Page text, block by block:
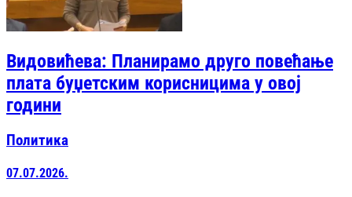
Видовићева: Планирамо друго повећање
плата буџетским корисницима у овој
години
Политика
07.07.2026.